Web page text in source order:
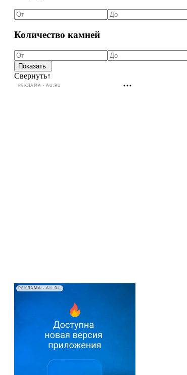
Количество камней
Свернуть↑
РЕКЛАМА • AU.RU
РЕКЛАМА • AU.RU